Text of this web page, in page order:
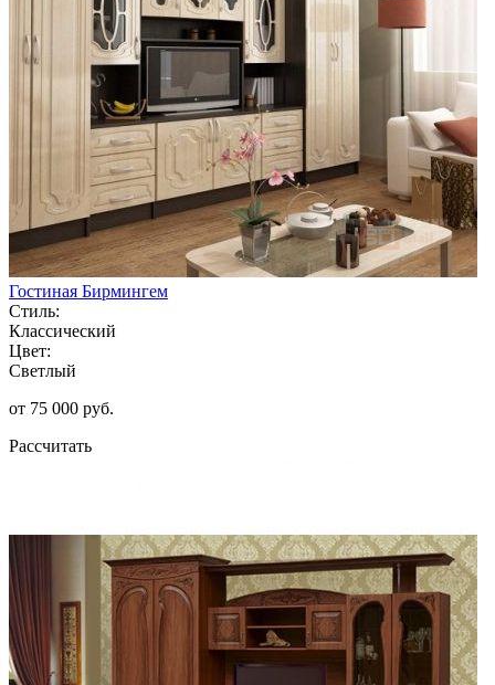
Гостиная Бирмингем
Стиль:
Классический
Цвет:
Светлый
от 75 000 руб.
Рассчитать